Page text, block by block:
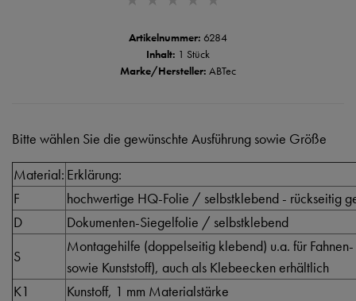
Artikelnummer: 6284
Inhalt: 1 Stück
Marke/Hersteller: ABTec
Bitte wählen Sie die gewünschte Ausführung sowie Größe
Material: Erklärung:
F
hochwertige HQ-Folie / selbstklebend - rückseitig
D
Dokumenten-Siegelfolie / selbstklebend
S
Montagehilfe (doppelseitig klebend) u.a. für
sowie Kunststoff), auch als Klebeecken erhältlich
K1
Kunstoff, 1 mm Materialstärke